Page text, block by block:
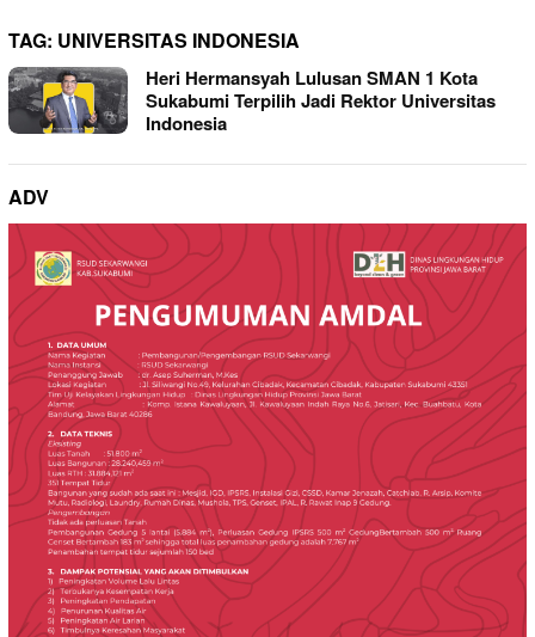
TAG: UNIVERSITAS INDONESIA
Heri Hermansyah Lulusan SMAN 1 Kota
Sukabumi Terpilih Jadi Rektor Universitas
Indonesia
ADV